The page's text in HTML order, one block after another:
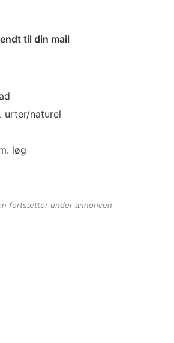
til din mail
urter/naturel
løg
fortsætter under annoncen